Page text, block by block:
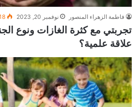
فاطمة الزهراء المنصور نوفمبر 20, 2023
تجربتي مع كثرة الغازات ونوع
علاقة علمية؟